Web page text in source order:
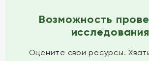
Возможность
исследования
Оцените свои ресурсы.